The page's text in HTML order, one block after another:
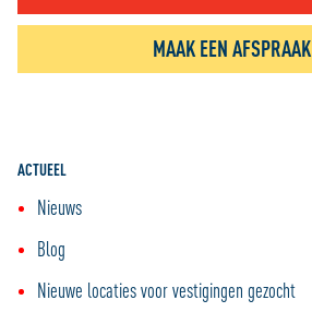
MAAK EEN AFSPRAAK
ACTUEEL
Nieuws
Blog
Nieuwe locaties voor vestigingen gezocht